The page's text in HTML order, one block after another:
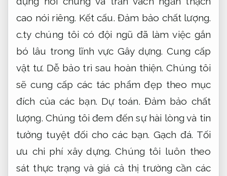
cao nói riêng. Kết cấu. Đảm bảo chất lượng.
c.ty chúng tôi có đội ngũ đã làm việc gắn
bó lâu trong lĩnh vực Gây dựng. Cung cấp
vật tư. Dễ bảo trì sau hoàn thiện. Chúng tôi
sẽ cung cấp các tác phẩm đẹp theo mục
đích của các bạn. Dự toán. Đảm bảo chất
lượng. Chúng tôi đem đến sự hài lòng và tin
tưởng tuyệt đối cho các bạn.Gạch đá. Tối
ưu chi phí xây dựng. Chúng tôi luôn theo
sát thực trạng và giá cả thị trường cần các